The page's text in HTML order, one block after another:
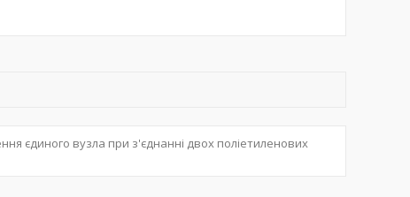
єдиного вузла при з'єднанні двох поліетиленових